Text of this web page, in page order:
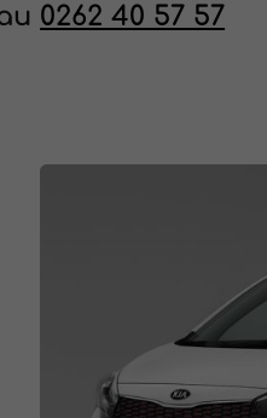
0262 40 57 57